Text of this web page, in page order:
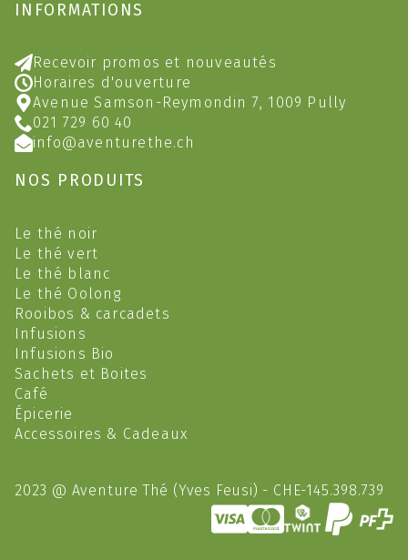
INFORMATIONS
Recevoir promos et nouveautés
Horaires d'ouverture
Avenue Samson-Reymondin 7, 1009 Pully
021 729 60 40
info@aventurethe.ch
NOS PRODUITS
Le thé noir
Le thé vert
Le thé blanc
Le thé Oolong
Rooibos & carcadets
Infusions
Infusions Bio
Sachets et Boites
Café
Épicerie
Accessoires & Cadeaux
2023 @ Aventure Thé (Yves Feusi) - CHE-145.398.739